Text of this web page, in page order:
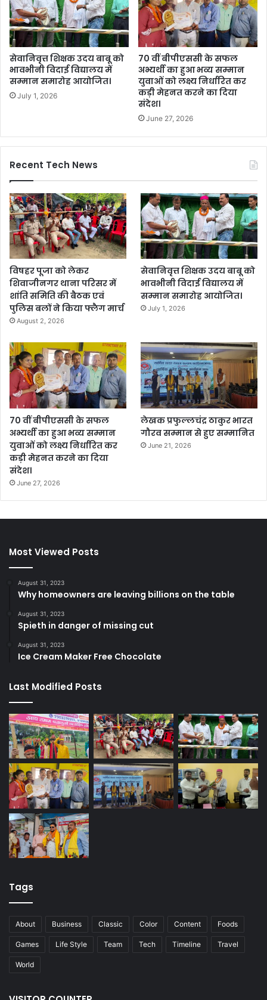
सेवानिवृत्त शिक्षक उदय बाबू को
भावभीनी विदाई विद्यालय में
सम्मान समारोह आयोजित।
July 1, 2026
70 वीं बीपीएससी के सफल
अभ्यर्थी का हुआ भव्य सम्मान
युवाओं को लक्ष्य निर्धारित कर
कड़ी मेहनत करने का दिया
संदेश।
June 27, 2026
Recent Tech News
विषहर पूजा को लेकर
शिवाजीनगर थाना परिसर में
शांति समिति की बैठक एवं
पुलिस बलों ने किया फ्लैग मार्च
August 2, 2026
सेवानिवृत्त शिक्षक उदय बाबू को
भावभीनी विदाई विद्यालय में
सम्मान समारोह आयोजित।
July 1, 2026
70 वीं बीपीएससी के सफल
अभ्यर्थी का हुआ भव्य सम्मान
युवाओं को लक्ष्य निर्धारित कर
कड़ी मेहनत करने का दिया
संदेश।
June 27, 2026
लेखक प्रफुल्लचंद्र ठाकुर भारत
गौरव सम्मान से हुए सम्मानित
June 21, 2026
Most Viewed Posts
August 31, 2023
Why homeowners are leaving billions on the table
August 31, 2023
Spieth in danger of missing cut
August 31, 2023
Ice Cream Maker Free Chocolate
Last Modified Posts
Tags
About Business Classic Color Content Foods
Games Life Style Team Tech Timeline Travel
World